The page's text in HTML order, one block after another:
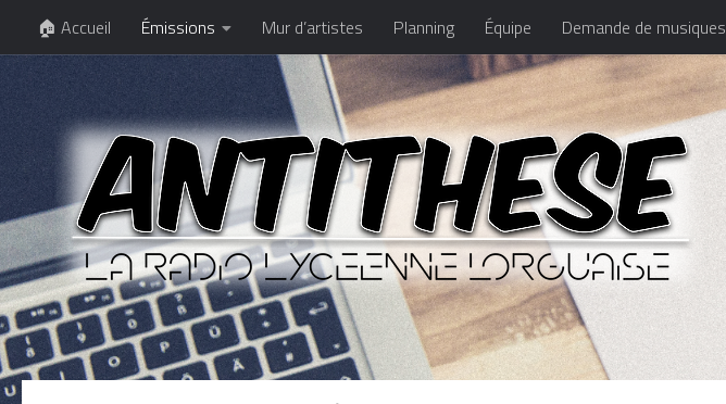
🏠 Accueil Émissions Mur d’artistes Planning Équipe Demande de musiques